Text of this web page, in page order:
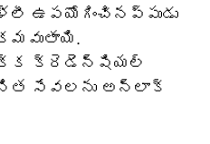
ఉపయోగించినప్పుడు
క్రెడెన్షియల్
సేవలను అన్‌లాక్